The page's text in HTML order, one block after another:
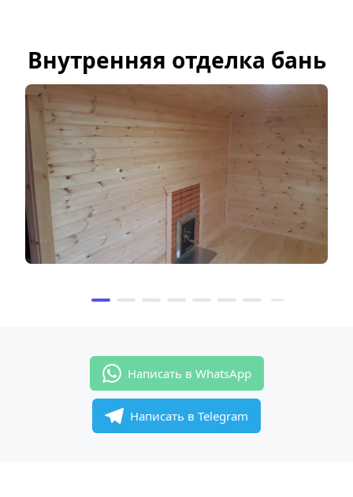
Внутренняя отделка бань
Написать в WhatsApp
Написать в Telegram